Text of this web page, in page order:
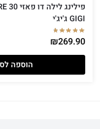
GIGI ג'יג'י
₪269.90
הוספה